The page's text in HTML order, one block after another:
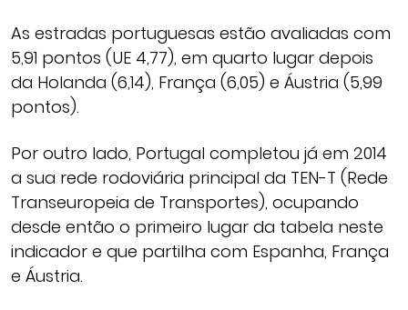
As estradas portuguesas estão avaliadas com
5,91 pontos (UE 4,77), em quarto lugar depois
da Holanda (6,14), França (6,05) e Áustria (5,99
pontos).
Por outro lado, Portugal completou já em 2014
a sua rede rodoviária principal da TEN-T (Rede
Transeuropeia de Transportes), ocupando
desde então o primeiro lugar da tabela neste
indicador e que partilha com Espanha, França
e Áustria.